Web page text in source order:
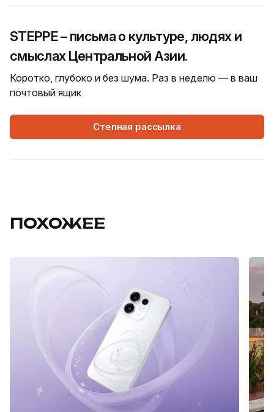
STEPPE – письма о культуре, людях и
смыслах Центральной Азии.
Коротко, глубоко и без шума. Раз в неделю — в ваш
почтовый ящик
Степная рассылка
ПОХОЖЕЕ